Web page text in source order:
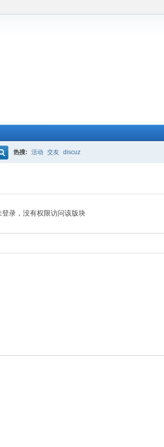
热搜: 活动 交友 discuz
录，没有权限访问该版块